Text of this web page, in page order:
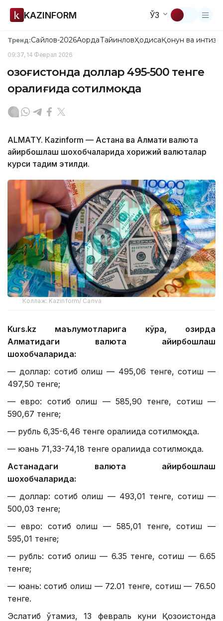
KAZINFORM ЎЗ
Тренд:Сайлов-2026АқордаТайинловҲодисаҚонун ва
09:37, 14 Феврал 2026
Қозоғистонда доллар 495-500 тенге
оралиғида сотилмоқда
ALMATY. Кazinform — Астана ва Алмати валюта
айирбошлаш шохобчаларида хорижий валюталар
курси тақдим этилди.
Коллаж: Kazinform/ Canva
Kurs.kz маълумотларига кўра, ҳозирда
Алматидаги валюта айирбошлаш
шохобчаларида:
— доллар: сотиб олиш — 495,06 тенге, сотиш —
497,50 тенге;
— евро: сотиб олиш — 585,90 тенге, сотиш —
590,67 тенге;
— рубль 6,35-6,46 тенге оралиғида сотилмоқда.
— юань 71,33-74,18 тенге оралиғида сотилмоқда.
Астанадаги валюта айирбошлаш
шохобчаларида:
— доллар: сотиб олиш — 493,01 тенге, сотиш —
500,03 тенге;
— евро: сотиб олиш — 585,01 тенге, сотиш —
595,01 тенге;
— рубль: сотиб олиш — 6.35 тенге, сотиш — 6.65
тенге;
— юань: сотиб олиш — 72.01 тенге, сотиш — 76.50
тенге.
Эслатиб ўтамиз, 13 февраль куни Қозоғистонда